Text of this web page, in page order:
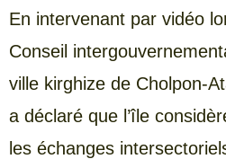
En intervenant par vidéo
Conseil
ville kirghize de Cholpon-
a déclaré que l’île
les échanges